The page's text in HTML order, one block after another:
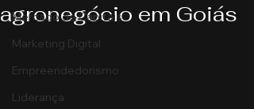
Mercado de Capitais
Marketing Digital
Empreendedorismo
Liderança
agronegócio em Goiás